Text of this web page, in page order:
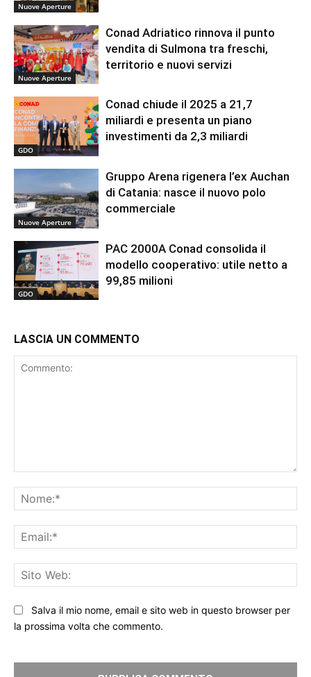
Nuove Aperture
Nuove Aperture
Conad Adriatico rinnova il punto
vendita di Sulmona tra freschi,
territorio e nuovi servizi
GDO
Conad chiude il 2025 a 21,7
miliardi e presenta un piano
investimenti da 2,3 miliardi
Nuove Aperture
Gruppo Arena rigenera l’ex Auchan
di Catania: nasce il nuovo polo
commerciale
GDO
PAC 2000A Conad consolida il
modello cooperativo: utile netto a
99,85 milioni
LASCIA UN COMMENTO
Salva il mio nome, email e sito web in questo browser per
la prossima volta che commento.